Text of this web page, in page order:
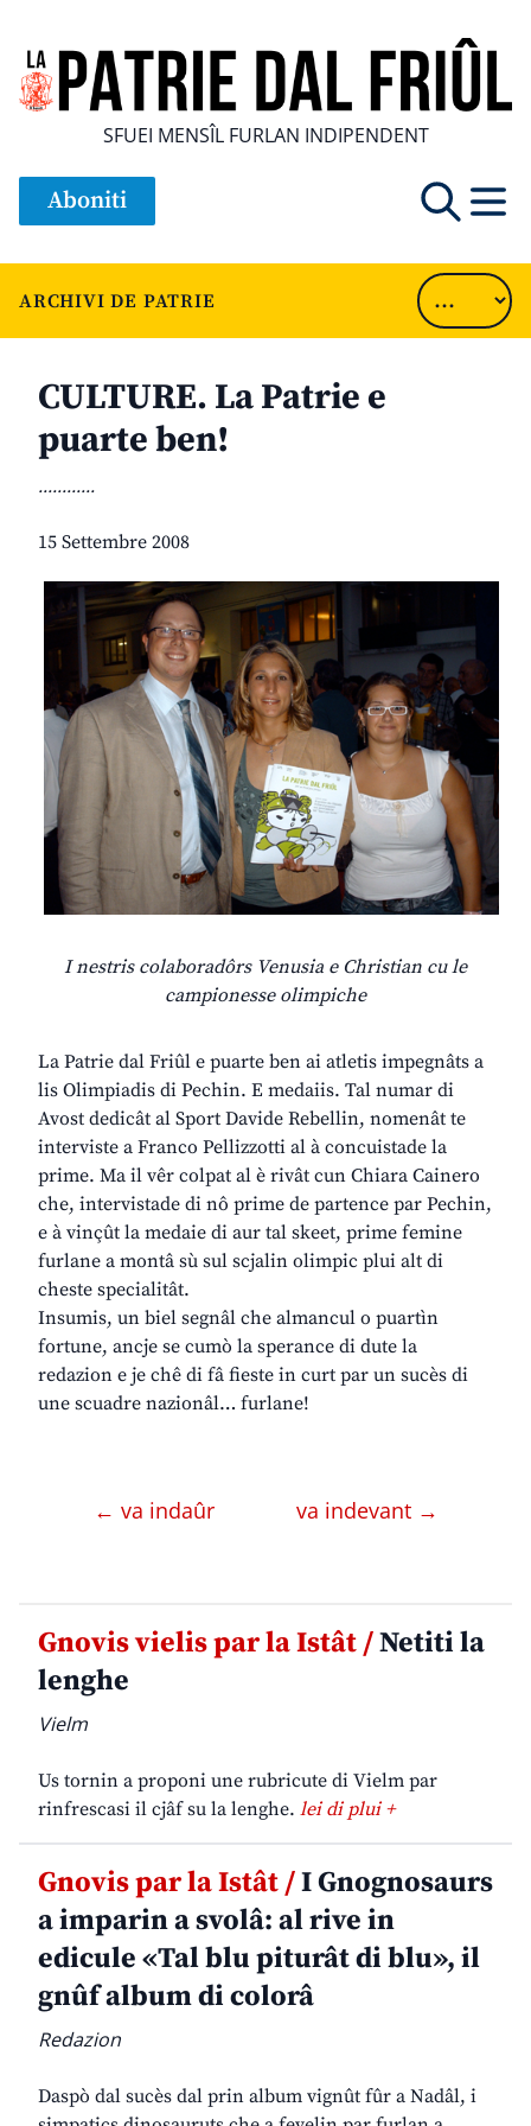
SFUEI MENSÎL FURLAN INDIPENDENT
Aboniti
ARCHIVI DE PATRIE
CULTURE. La Patrie e
puarte ben!
............
15 Settembre 2008
I nestris colaboradôrs Venusia e Christian cu le
campionesse olimpiche
La Patrie dal Friûl e puarte ben ai atletis impegnâts a
lis Olimpiadis di Pechin. E medaiis. Tal numar di
Avost dedicât al Sport Davide Rebellin, nomenât te
interviste a Franco Pellizzotti al à concuistade la
prime. Ma il vêr colpat al è rivât cun Chiara Cainero
che, intervistade di nô prime de partence par Pechin,
e à vinçût la medaie di aur tal skeet, prime femine
furlane a montâ sù sul scjalin olimpic plui alt di
cheste specialitât.
Insumis, un biel segnâl che almancul o puartìn
fortune, ancje se cumò la sperance di dute la
redazion e je chê di fâ fieste in curt par un sucès di
une scuadre nazionâl… furlane!
← va indaûr va indevant →
Gnovis vielis par la Istât /Netiti la
lenghe
Vielm
Us tornin a proponi une rubricute di Vielm par
rinfrescasi il cjâf su la lenghe. lei di plui +
Gnovis par la Istât /I Gnognosaurs
a imparin a svolâ: al rive in
edicule «Tal blu piturât di blu», il
gnûf album di colorâ
Redazion
Daspò dal sucès dal prin album vignût fûr a Nadâl, i